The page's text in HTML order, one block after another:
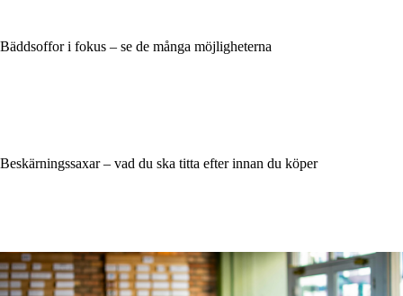
Bäddsoffor i fokus – se de många möjligheterna
Beskärningssaxar – vad du ska titta efter innan du köper